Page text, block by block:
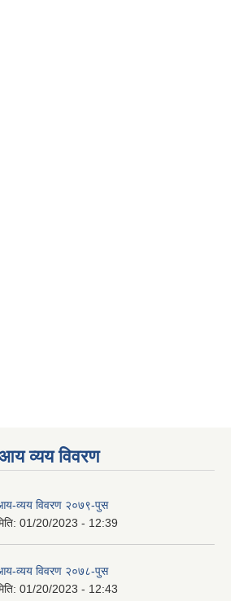
व्यय विवरण
व्यय विवरण २०७९-पुस
01/20/2023 - 12:39
व्यय विवरण २०७८-पुस
01/20/2023 - 12:43